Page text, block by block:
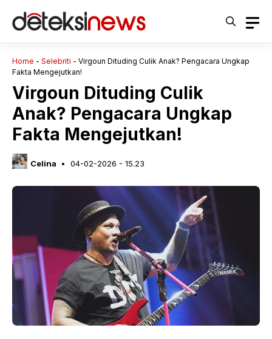
Home - Selebriti - Virgoun Dituding Culik Anak? Pengacara Ungkap
Fakta Mengejutkan!
Virgoun Dituding Culik
Anak? Pengacara Ungkap
Fakta Mengejutkan!
Celina 04-02-2026 - 15.23